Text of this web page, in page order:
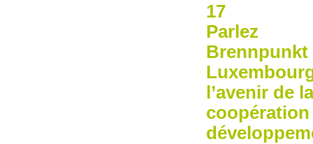
17
Parlez
Brennpunkt
l’avenir de la
coopération